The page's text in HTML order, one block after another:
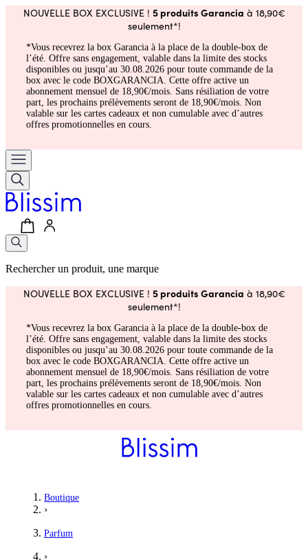
NOUVELLE BOX EXCLUSIVE ! 5 produits Garancia à 18,90€
seulement*!
*Vous recevrez la box Garancia à la place de la double-box de
l’été. Offre sans engagement, valable dans la limite des stocks
disponibles ou jusqu’au 30.08.2026 pour toute commande de la
box avec le code BOXGARANCIA. Cette offre active un
abonnement mensuel de 18,90€/mois. Sans résiliation de votre
part, les prochains prélèvements seront de 18,90€/mois. Non
valable sur les cartes cadeaux et non cumulable avec d’autres
offres promotionnelles en cours.
Rechercher un produit, une marque
NOUVELLE BOX EXCLUSIVE ! 5 produits Garancia à 18,90€
seulement*!
*Vous recevrez la box Garancia à la place de la double-box de
l’été. Offre sans engagement, valable dans la limite des stocks
disponibles ou jusqu’au 30.08.2026 pour toute commande de la
box avec le code BOXGARANCIA. Cette offre active un
abonnement mensuel de 18,90€/mois. Sans résiliation de votre
part, les prochains prélèvements seront de 18,90€/mois. Non
valable sur les cartes cadeaux et non cumulable avec d’autres
offres promotionnelles en cours.
Boutique
›
Parfum
›